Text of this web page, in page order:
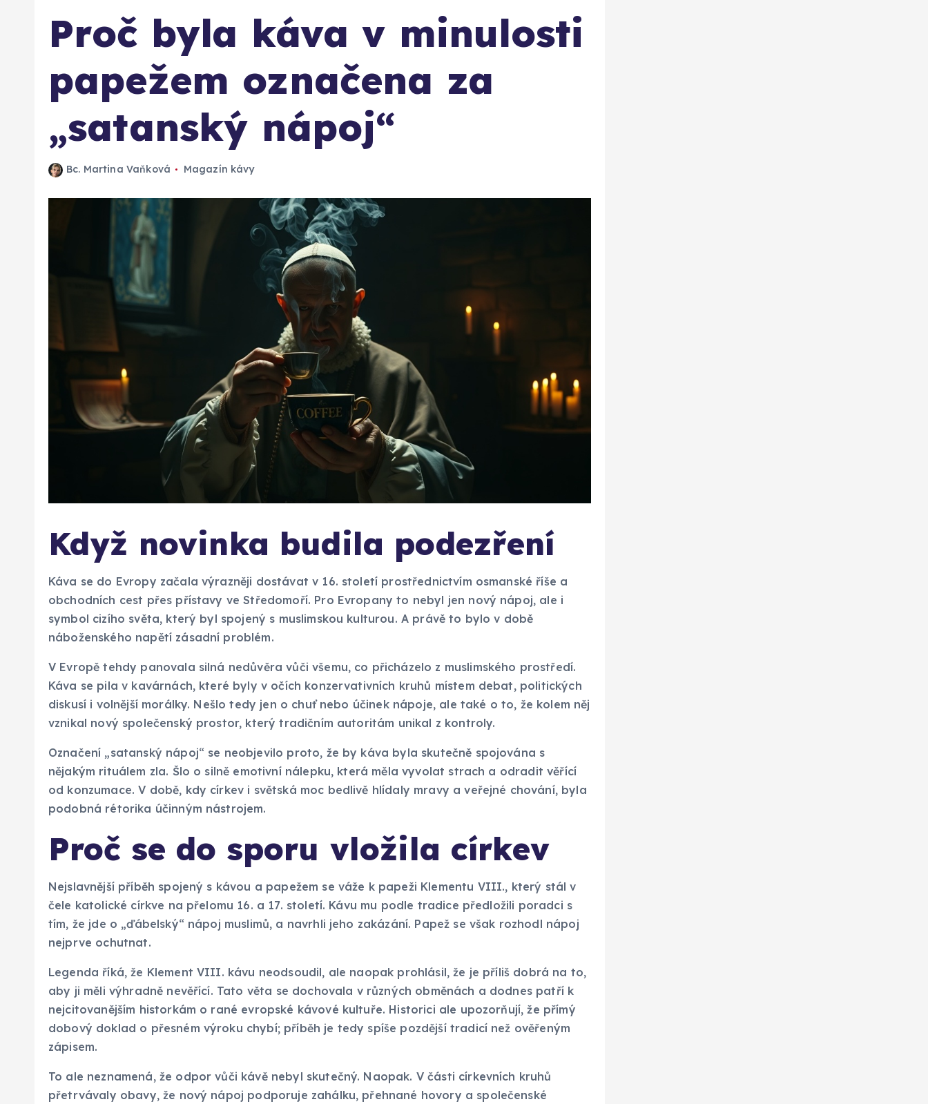
Proč byla káva v minulosti
papežem označena za
„satanský nápoj“
Bc. Martina Vaňková Magazín kávy
Když novinka budila podezření
Káva se do Evropy začala výrazněji dostávat v 16. století prostřednictvím osmanské říše a
obchodních cest přes přístavy ve Středomoří. Pro Evropany to nebyl jen nový nápoj, ale i
symbol cizího světa, který byl spojený s muslimskou kulturou. A právě to bylo v době
náboženského napětí zásadní problém.
V Evropě tehdy panovala silná nedůvěra vůči všemu, co přicházelo z muslimského prostředí.
Káva se pila v kavárnách, které byly v očích konzervativních kruhů místem debat, politických
diskusí i volnější morálky. Nešlo tedy jen o chuť nebo účinek nápoje, ale také o to, že kolem něj
vznikal nový společenský prostor, který tradičním autoritám unikal z kontroly.
Označení „satanský nápoj“ se neobjevilo proto, že by káva byla skutečně spojována s
nějakým rituálem zla. Šlo o silně emotivní nálepku, která měla vyvolat strach a odradit věřící
od konzumace. V době, kdy církev i světská moc bedlivě hlídaly mravy a veřejné chování, byla
podobná rétorika účinným nástrojem.
Proč se do sporu vložila církev
Nejslavnější příběh spojený s kávou a papežem se váže k papeži Klementu VIII., který stál v
čele katolické církve na přelomu 16. a 17. století. Kávu mu podle tradice předložili poradci s
tím, že jde o „ďábelský“ nápoj muslimů, a navrhli jeho zakázání. Papež se však rozhodl nápoj
nejprve ochutnat.
Legenda říká, že Klement VIII. kávu neodsoudil, ale naopak prohlásil, že je příliš dobrá na to,
aby ji měli výhradně nevěřící. Tato věta se dochovala v různých obměnách a dodnes patří k
nejcitovanějším historkám o rané evropské kávové kultuře. Historici ale upozorňují, že přímý
dobový doklad o přesném výroku chybí; příběh je tedy spíše pozdější tradicí než ověřeným
zápisem.
To ale neznamená, že odpor vůči kávě nebyl skutečný. Naopak. V části církevních kruhů
přetrvávaly obavy, že nový nápoj podporuje zahálku, přehnané hovory a společenské